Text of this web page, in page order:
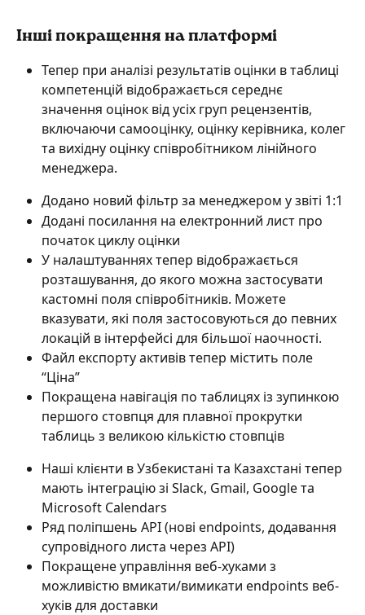
Інші покращення на платформі
Тепер при аналізі результатів оцінки в таблиці
компетенцій відображається середнє
значення оцінок від усіх груп рецензентів,
включаючи самооцінку, оцінку керівника, колег
та вихідну оцінку співробітником лінійного
менеджера.
Додано новий фільтр за менеджером у звіті 1:1
Додані посилання на електронний лист про
початок циклу оцінки
У налаштуваннях тепер відображається
розташування, до якого можна застосувати
кастомні поля співробітників. Можете
вказувати, які поля застосовуються до певних
локацій в інтерфейсі для більшої наочності.
Файл експорту активів тепер містить поле
“Ціна”
Покращена навігація по таблицях із зупинкою
першого стовпця для плавної прокрутки
таблиць з великою кількістю стовпців
Наші клієнти в Узбекистані та Казахстані тепер
мають інтеграцію зі Slack, Gmail, Google та
Microsoft Calendars
Ряд поліпшень API (нові endpoints, додавання
супровідного листа через API)
Покращене управління веб-хуками з
можливістю вмикати/вимикати endpoints веб-
хуків для доставки